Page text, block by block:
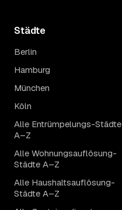
Städte
Berlin
Hamburg
München
Köln
Alle Entrümpelungs-Städte
A–Z
Alle Wohnungsauflösung-
Städte A–Z
Alle Haushaltsauflösung-
Städte A–Z